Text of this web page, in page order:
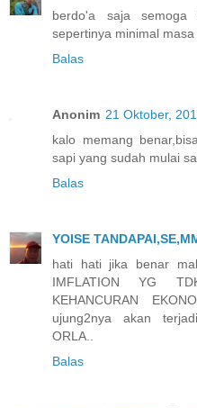
berdo'a saja semoga
sepertinya minimal masa
Balas
Anonim 21 Oktober,
kalo memang
sapi yang sudah mulai
Balas
YOISE
hati hati jika benar
IMFLATION YG
KEHANCURAN
ujung2nya akan
ORLA..
Balas